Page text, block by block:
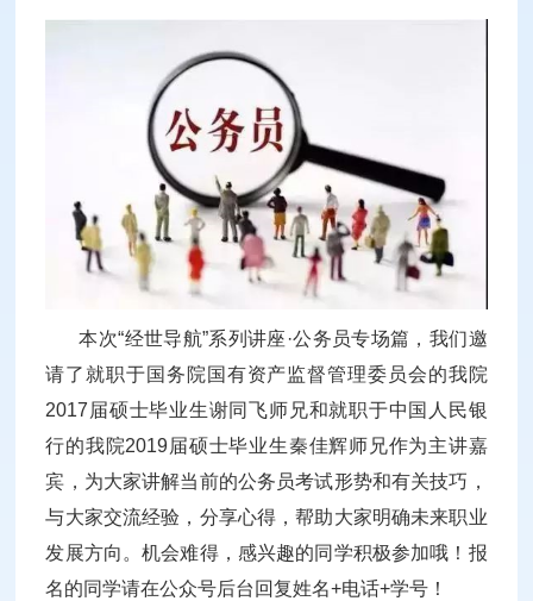
本次“经世导航”系列讲座·公务员专场篇，我们邀
请了就职于国务院国有资产监督管理委员会的我院
2017届硕士毕业生谢同飞师兄和就职于中国人民银
行的我院2019届硕士毕业生秦佳辉师兄作为主讲嘉
宾，为大家讲解当前的公务员考试形势和有关技巧，
与大家交流经验，分享心得，帮助大家明确未来职业
发展方向。机会难得，感兴趣的同学积极参加哦！报
名的同学请在公众号后台回复姓名+电话+学号！